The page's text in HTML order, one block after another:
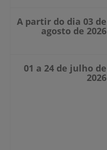
A partir do dia 03 de
agosto de 2026
01 a 24 de julho de
2026